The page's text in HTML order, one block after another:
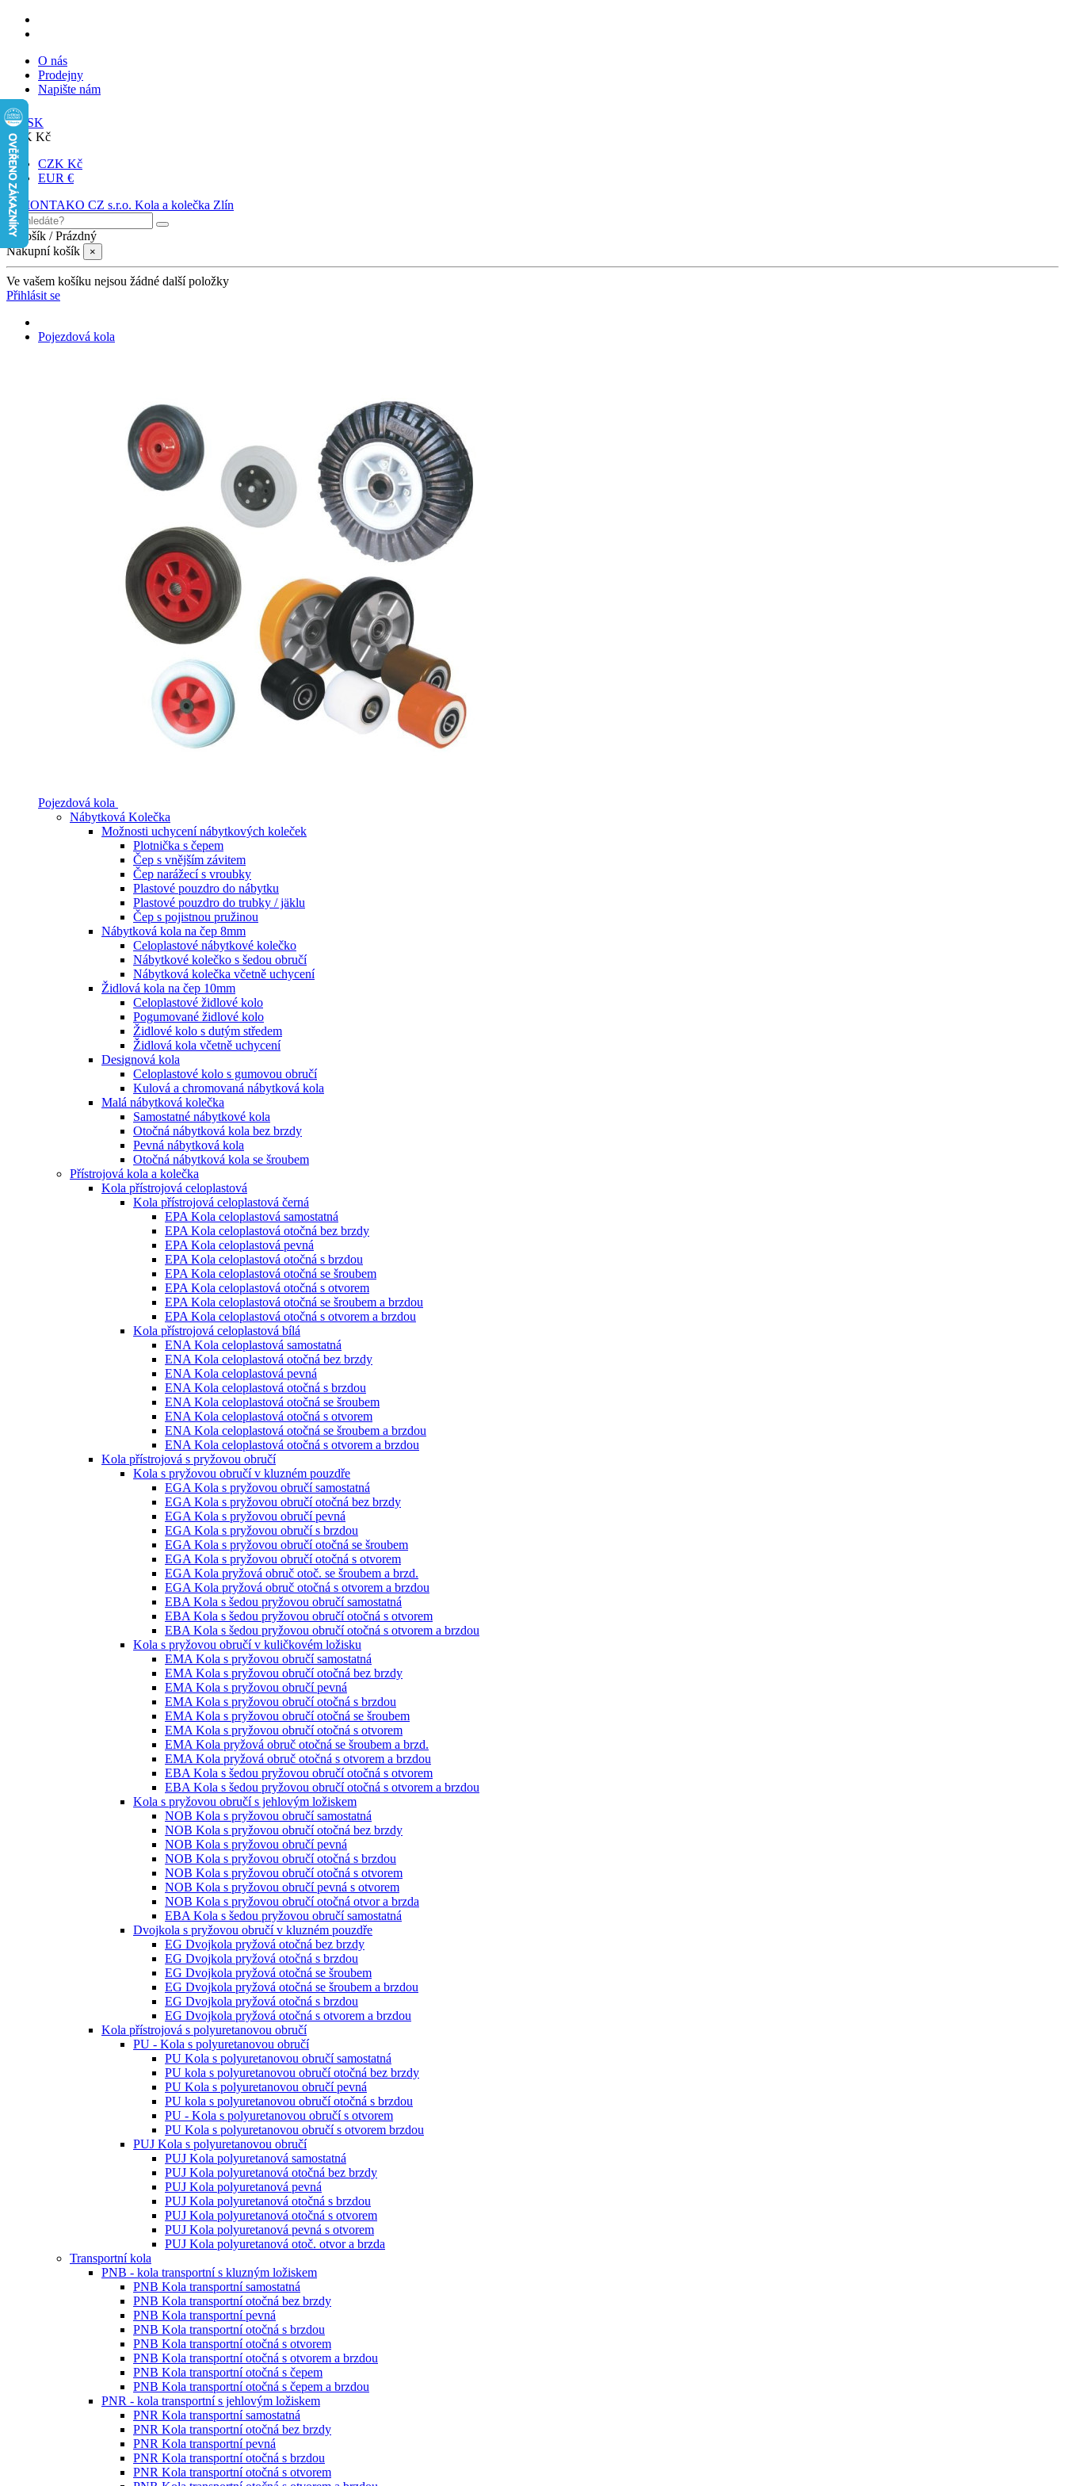
O nás
Prodejny
Napište nám
SK
CZK Kč
CZK Kč
EUR €
0 Košík /Prázdný
Nákupní košík
×
Ve vašem košíku nejsou žádné další položky
Přihlásit se
Pojezdová kola
Pojezdová kola
Nábytková Kolečka
Možnosti uchycení nábytkových koleček
Plotnička s čepem
Čep s vnějším závitem
Čep narážecí s vroubky
Plastové pouzdro do nábytku
Plastové pouzdro do trubky / jäklu
Čep s pojistnou pružinou
Nábytková kola na čep 8mm
Celoplastové nábytkové kolečko
Nábytkové kolečko s šedou obručí
Nábytková kolečka včetně uchycení
Židlová kola na čep 10mm
Celoplastové židlové kolo
Pogumované židlové kolo
Židlové kolo s dutým středem
Židlová kola včetně uchycení
Designová kola
Celoplastové kolo s gumovou obručí
Kulová a chromovaná nábytková kola
Malá nábytková kolečka
Samostatné nábytkové kola
Otočná nábytková kola bez brzdy
Pevná nábytková kola
Otočná nábytková kola se šroubem
Přístrojová kola a kolečka
Kola přístrojová celoplastová
Kola přístrojová celoplastová černá
EPA Kola celoplastová samostatná
EPA Kola celoplastová otočná bez brzdy
EPA Kola celoplastová pevná
EPA Kola celoplastová otočná s brzdou
EPA Kola celoplastová otočná se šroubem
EPA Kola celoplastová otočná s otvorem
EPA Kola celoplastová otočná se šroubem a brzdou
EPA Kola celoplastová otočná s otvorem a brzdou
Kola přístrojová celoplastová bílá
ENA Kola celoplastová samostatná
ENA Kola celoplastová otočná bez brzdy
ENA Kola celoplastová pevná
ENA Kola celoplastová otočná s brzdou
ENA Kola celoplastová otočná se šroubem
ENA Kola celoplastová otočná s otvorem
ENA Kola celoplastová otočná se šroubem a brzdou
ENA Kola celoplastová otočná s otvorem a brzdou
Kola přístrojová s pryžovou obručí
Kola s pryžovou obručí v kluzném pouzdře
EGA Kola s pryžovou obručí samostatná
EGA Kola s pryžovou obručí otočná bez brzdy
EGA Kola s pryžovou obručí pevná
EGA Kola s pryžovou obručí s brzdou
EGA Kola s pryžovou obručí otočná se šroubem
EGA Kola s pryžovou obručí otočná s otvorem
EGA Kola pryžová obruč otoč. se šroubem a brzd.
EGA Kola pryžová obruč otočná s otvorem a brzdou
EBA Kola s šedou pryžovou obručí samostatná
EBA Kola s šedou pryžovou obručí otočná s otvorem
EBA Kola s šedou pryžovou obručí otočná s otvorem a brzdou
Kola s pryžovou obručí v kuličkovém ložisku
EMA Kola s pryžovou obručí samostatná
EMA Kola s pryžovou obručí otočná bez brzdy
EMA Kola s pryžovou obručí pevná
EMA Kola s pryžovou obručí otočná s brzdou
EMA Kola s pryžovou obručí otočná se šroubem
EMA Kola s pryžovou obručí otočná s otvorem
EMA Kola pryžová obruč otočná se šroubem a brzd.
EMA Kola pryžová obruč otočná s otvorem a brzdou
EBA Kola s šedou pryžovou obručí otočná s otvorem
EBA Kola s šedou pryžovou obručí otočná s otvorem a brzdou
Kola s pryžovou obručí s jehlovým ložiskem
NOB Kola s pryžovou obručí samostatná
NOB Kola s pryžovou obručí otočná bez brzdy
NOB Kola s pryžovou obručí pevná
NOB Kola s pryžovou obručí otočná s brzdou
NOB Kola s pryžovou obručí otočná s otvorem
NOB Kola s pryžovou obručí pevná s otvorem
NOB Kola s pryžovou obručí otočná otvor a brzda
EBA Kola s šedou pryžovou obručí samostatná
Dvojkola s pryžovou obručí v kluzném pouzdře
EG Dvojkola pryžová otočná bez brzdy
EG Dvojkola pryžová otočná s brzdou
EG Dvojkola pryžová otočná se šroubem
EG Dvojkola pryžová otočná se šroubem a brzdou
EG Dvojkola pryžová otočná s brzdou
EG Dvojkola pryžová otočná s otvorem a brzdou
Kola přístrojová s polyuretanovou obručí
PU - Kola s polyuretanovou obručí
PU Kola s polyuretanovou obručí samostatná
PU kola s polyuretanovou obručí otočná bez brzdy
PU Kola s polyuretanovou obručí pevná
PU kola s polyuretanovou obručí otočná s brzdou
PU - Kola s polyuretanovou obručí s otvorem
PU Kola s polyuretanovou obručí s otvorem brzdou
PUJ Kola s polyuretanovou obručí
PUJ Kola polyuretanová samostatná
PUJ Kola polyuretanová otočná bez brzdy
PUJ Kola polyuretanová pevná
PUJ Kola polyuretanová otočná s brzdou
PUJ Kola polyuretanová otočná s otvorem
PUJ Kola polyuretanová pevná s otvorem
PUJ Kola polyuretanová otoč. otvor a brzda
Transportní kola
PNB - kola transportní s kluzným ložiskem
PNB Kola transportní samostatná
PNB Kola transportní otočná bez brzdy
PNB Kola transportní pevná
PNB Kola transportní otočná s brzdou
PNB Kola transportní otočná s otvorem
PNB Kola transportní otočná s otvorem a brzdou
PNB Kola transportní otočná s čepem
PNB Kola transportní otočná s čepem a brzdou
PNR - kola transportní s jehlovým ložiskem
PNR Kola transportní samostatná
PNR Kola transportní otočná bez brzdy
PNR Kola transportní pevná
PNR Kola transportní otočná s brzdou
PNR Kola transportní otočná s otvorem